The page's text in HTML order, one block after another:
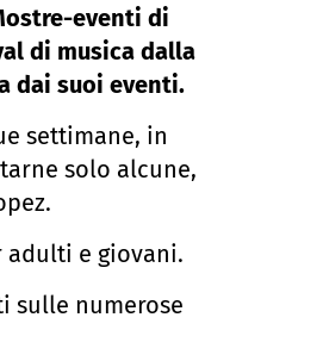
eventi di
di musica dalla
dai suoi eventi.
settimane, in
solo alcune,
adulti e giovani.
sulle numerose